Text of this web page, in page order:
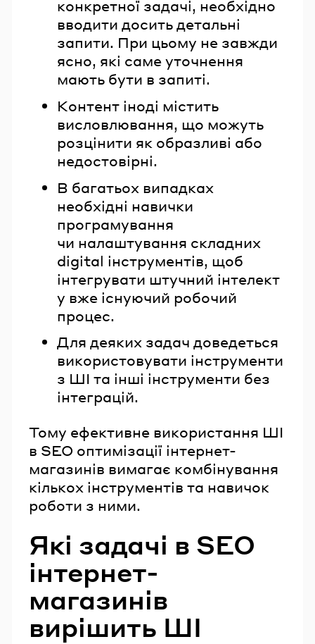
конкретної задачі, необхідно
вводити досить детальні
запити. При цьому не завжди
ясно, які саме уточнення
мають бути в запиті.
Контент іноді містить
висловлювання, що можуть
розцінити як образливі або
недостовірні.
В багатьох випадках
необхідні навички
програмування
чи налаштування складних
digital інструментів, щоб
інтегрувати штучний інтелект
у вже існуючий робочий
процес.
Для деяких задач доведеться
використовувати інструменти
з ШІ та інші інструменти без
інтеграцій.
Тому ефективне використання ШІ
в SEO оптимізації інтернет-
магазинів вимагає комбінування
кількох інструментів та навичок
роботи з ними.
Які задачі в SEO
інтернет-
магазинів
вирішить ШІ